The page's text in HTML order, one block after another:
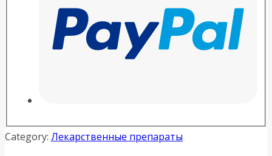
Category: Лекарственные препараты